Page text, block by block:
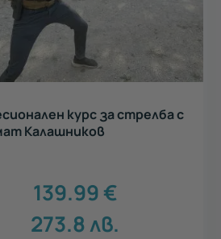
курс за стрелба с
Калашников
139.99€
273.8лв.